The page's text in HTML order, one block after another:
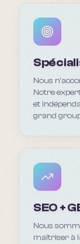
Nous
Notre
et
grand
SEO +
Nous
maîtriser à